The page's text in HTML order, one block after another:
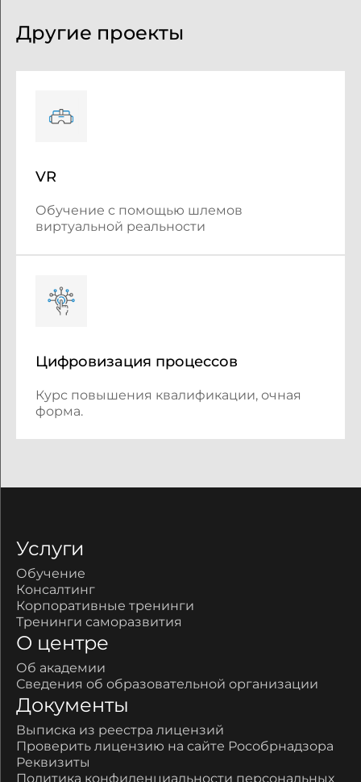
Другие проекты
VR
Обучение с помощью шлемов
виртуальной реальности
Цифровизация процессов
Курс повышения квалификации, очная
форма.
Услуги
Обучение
Консалтинг
Корпоративные тренинги
Тренинги саморазвития
О центре
Об академии
Сведения об образовательной организации
Документы
Выписка из реестра лицензий
Проверить лицензию на сайте Рособрнадзора
Реквизиты
Политика конфиденциальности персональных